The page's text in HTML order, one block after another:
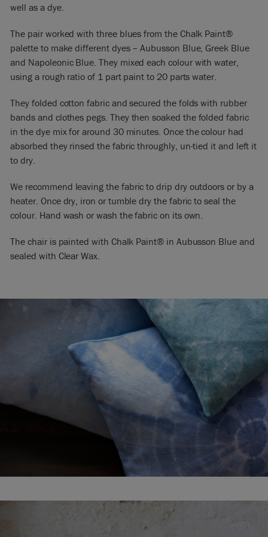
well as a dye.
The pair worked with three blues from the Chalk Paint®
palette to make different dyes – Aubusson Blue, Greek Blue
and Napoleonic Blue. They mixed each colour with water,
using a rough ratio of 1 part paint to 20 parts water.
They folded cotton fabric and secured the folds with rubber
bands and clothes pegs. They then soaked the folded fabric
in the dye mix for around 30 minutes. Once the colour had
absorbed they rinsed the fabric throughly, un-tied it and left it
to dry.
We recommend leaving the fabric to drip dry outdoors or by a
heater. Once dry, iron or tumble dry the fabric to seal the
colour. Hand wash or wash the fabric on its own.
The chair is painted with Chalk Paint® in Aubusson Blue and
sealed with Clear Wax.